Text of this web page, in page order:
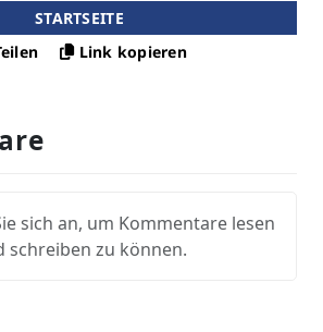
STARTSEITE
Link kopieren
sich an, um Kommentare lesen
schreiben zu können.